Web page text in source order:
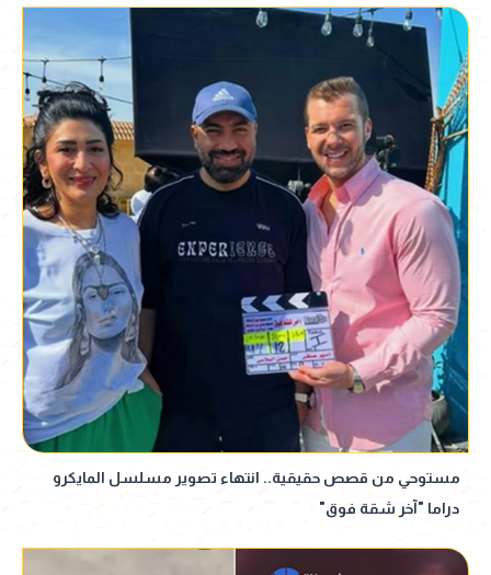
مستوحي من قصص حقيقية.. انتهاء تصوير مسلسل المايكرو
دراما "آخر شقة فوق"